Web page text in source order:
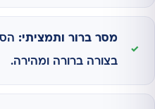
מסר ברור ותמציתי:
בצורה ברורה ומהירה.